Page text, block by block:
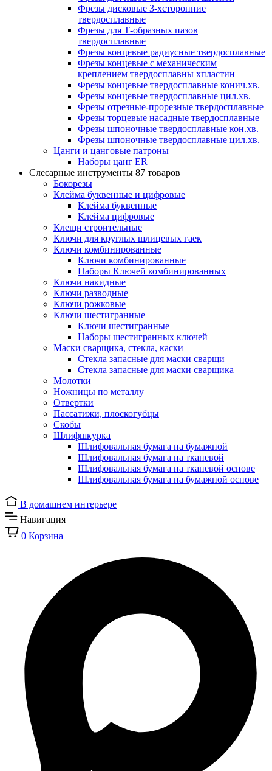
Фрезы дисковые 3-хсторонние
твердосплавные
Фрезы для Т-образных пазов
твердосплавные
Фрезы концевые радиусные твердосплавные
Фрезы концевые с механическим
креплением твердосплавны хпластин
Фрезы концевые твердосплавные конич.хв.
Фрезы концевые твердосплавные цил.хв.
Фрезы отрезные-прорезные твердосплавные
Фрезы торцевые насадные твердосплавные
Фрезы шпоночные твердосплавные кон.хв.
Фрезы шпоночные твердосплавные цил.хв.
Цанги и цанговые патроны
Наборы цанг ER
Слесарные инструменты 87 товаров
Бокорезы
Клейма буквенные и цифровые
Клейма буквенные
Клейма цифровые
Клещи строительные
Ключи для круглых шлицевых гаек
Ключи комбинированные
Ключи комбинированные
Наборы Ключей комбинированных
Ключи накидные
Ключи разводные
Ключи рожковые
Ключи шестигранные
Ключи шестигранные
Наборы шестигранных ключей
Маски сварщика, стекла, каски
Стекла запасные для маски сварщи
Стекла запасные для маски сварщика
Молотки
Ножницы по металлу
Отвертки
Пассатижи, плоскогубцы
Скобы
Шлифшкурка
Шлифовальная бумага на бумажной
Шлифовальная бумага на тканевой
Шлифовальная бумага на тканевой основе
Шлифовальная бумага на бумажной основе
В домашнем интерьере
Навигация
0 Корзина